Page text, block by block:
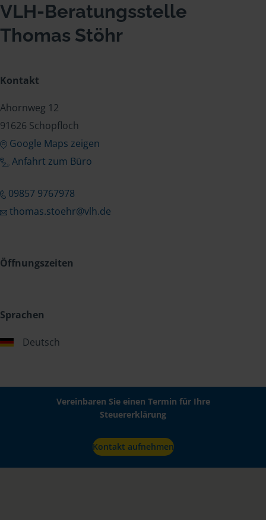
VLH-Beratungsstelle
Thomas Stöhr
Kontakt
Ahornweg 12
91626 Schopfloch
Google Maps zeigen
Anfahrt zum Büro
09857 9767978
thomas.stoehr@vlh.de
Öffnungszeiten
Sprachen
Deutsch
Vereinbaren Sie einen Termin für Ihre
Steuererklärung
Kontakt aufnehmen